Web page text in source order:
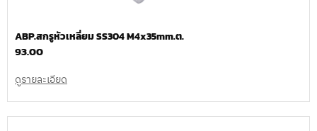
ABP.สกรูหัวเหลี่ยม SS304 M4x35mm.ต.
93.00
ดูรายละเอียด